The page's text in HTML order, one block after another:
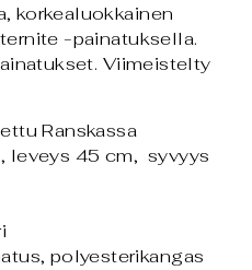
korkealuokkainen
-painatuksella.
Viimeistelty
Ranskassa
leveys 45 cm, syvyys
polyesterikangas